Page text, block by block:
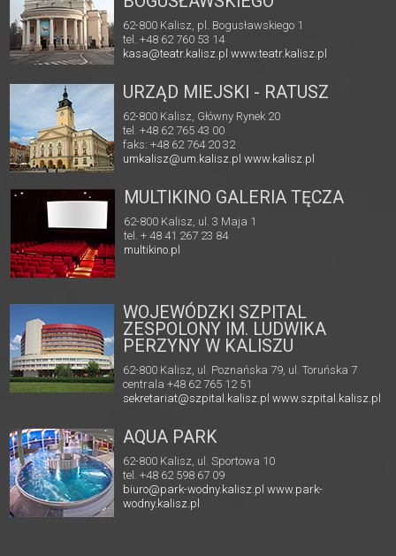
62-800 Kalisz, pl. Bogusławskiego 1
tel. +48 62 760 53 14
kasa@teatr.kalisz.pl www.teatr.kalisz.pl
URZĄD MIEJSKI - RATUSZ
62-800 Kalisz, Główny Rynek 20
tel. +48 62 765 43 00
faks: +48 62 764 20 32
umkalisz@um.kalisz.plwww.kalisz.pl
MULTIKINO GALERIA TĘCZA
62-800 Kalisz, ul. 3 Maja 1
tel. + 48 41 267 23 84
multikino.pl
WOJEWÓDZKI SZPITAL
ZESPOLONY IM. LUDWIKA
PERZYNY W KALISZU
62-800 Kalisz, ul. Poznańska 79, ul. Toruńska 7
centrala +48 62 765 12 51
sekretariat@szpital.kalisz.pl www.szpital.kalisz.pl
AQUA PARK
62-800 Kalisz, ul. Sportowa 10
tel. +48 62 598 67 09
biuro@park-wodny.kalisz.pl www.park-
wodny.kalisz.pl